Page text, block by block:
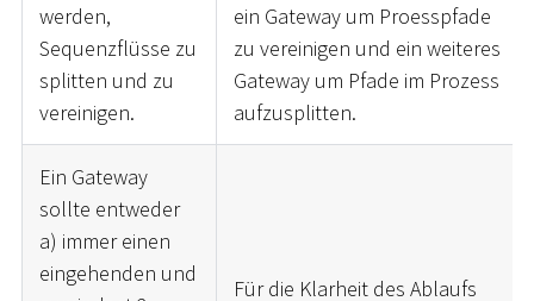
werden,
Sequenzflüsse zu
splitten und zu
vereinigen.
ein Gateway um Proesspfade
zu vereinigen und ein weiteres
Gateway um Pfade im Prozess
aufzusplitten.
Ein Gateway
sollte entweder
a) immer einen
eingehenden und
Für die Klarheit des Ablaufs